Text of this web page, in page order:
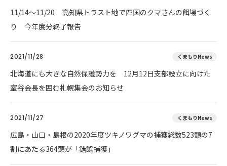
11/14～11/20 高知県トラスト地で四国のクマさんの餌場づく
り 今年度分終了報告
2021/11/28 くまもりNews
北海道にも大きな自然保護勢力を 12月12日支部設立に向けた
室谷会長を囲む札幌集会のお知らせ
2021/11/27 くまもりNews
広島・山口・島根の2020年度ツキノワグマの捕獲総数523頭の7
割にあたる364頭が「錯誤捕獲」